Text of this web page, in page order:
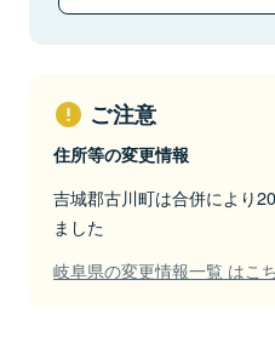
ご注意
住所等の変更情報
吉城郡古川町は合併により
ました
岐阜県の変更情報一覧 はこ